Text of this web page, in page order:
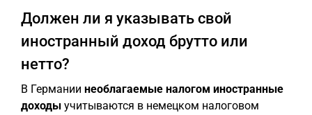
Должен ли я указывать свой
иностранный доход брутто или
нетто?
В Германии необлагаемые налогом иностранные
доходы учитываются в немецком налоговом